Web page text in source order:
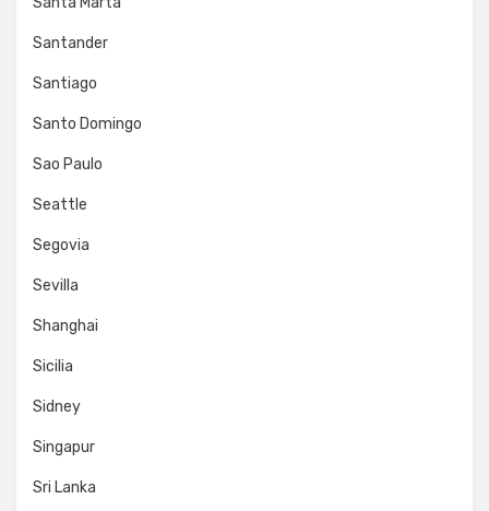
Santander
Santiago
Santo Domingo
Sao Paulo
Seattle
Segovia
Sevilla
Shanghai
Sicilia
Sidney
Singapur
Sri Lanka